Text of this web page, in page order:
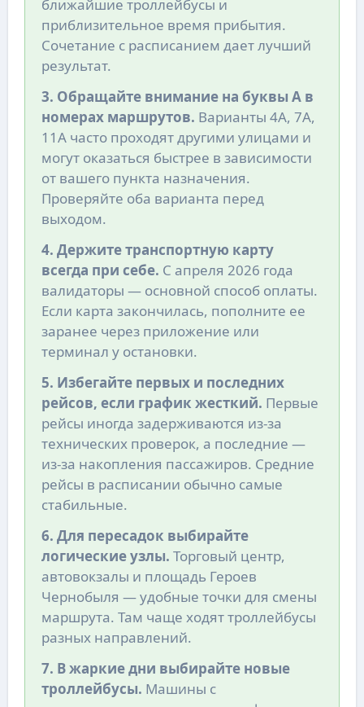
ближайшие троллейбусы и
приблизительное время прибытия.
Сочетание с расписанием дает лучший
результат.
3. Обращайте внимание на буквы А в
номерах маршрутов. Варианты 4А, 7А,
11А часто проходят другими улицами и
могут оказаться быстрее в зависимости
от вашего пункта назначения.
Проверяйте оба варианта перед
выходом.
4. Держите транспортную карту
всегда при себе. С апреля 2026 года
валидаторы — основной способ оплаты.
Если карта закончилась, пополните ее
заранее через приложение или
терминал у остановки.
5. Избегайте первых и последних
рейсов, если график жесткий. Первые
рейсы иногда задерживаются из-за
технических проверок, а последние —
из-за накопления пассажиров. Средние
рейсы в расписании обычно самые
стабильные.
6. Для пересадок выбирайте
логические узлы. Торговый центр,
автовокзалы и площадь Героев
Чернобыля — удобные точки для смены
маршрута. Там чаще ходят троллейбусы
разных направлений.
7. В жаркие дни выбирайте новые
троллейбусы. Машины с